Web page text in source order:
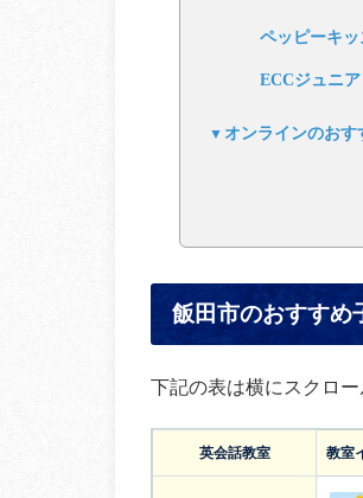
ペッピーキ
ECCジュニア
オンラインのおす
飯田市のおすすめ
下記の表は横にスクロ
英会話教室 教室